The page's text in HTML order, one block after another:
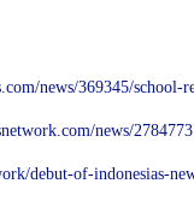
news/369345/
news/
debut-of-indonesias-